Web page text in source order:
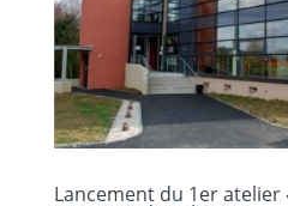
Lancement du 1er atelier